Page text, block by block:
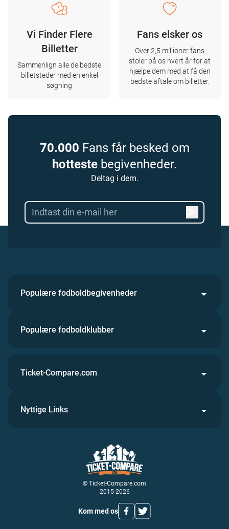
Vi Finder Flere
Billetter
Sammenlign alle de bedste
billetsteder med en enkel
søgning
Fans elsker os
Over 2,5 millioner fans
stoler på os hvert år for at
hjælpe dem med at få den
bedste aftale om billetter.
70.000 Fans får besked om
hotteste begivenheder.
Deltag i dem.
Populære fodboldbegivenheder
Populære fodboldklubber
© Ticket-Compare.com
2015-2026
Kom med os
Ticket-Compare.com
Nyttige Links